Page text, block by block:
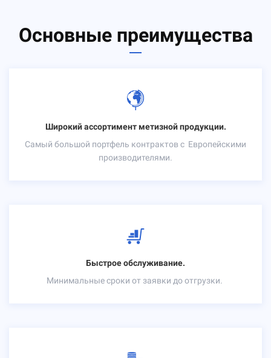
Основные преимущества
Широкий ассортимент метизной продукции.
Самый большой портфель контрактов с Европейскими
производителями.
Быстрое обслуживание.
Минимальные сроки от заявки до отгрузки.